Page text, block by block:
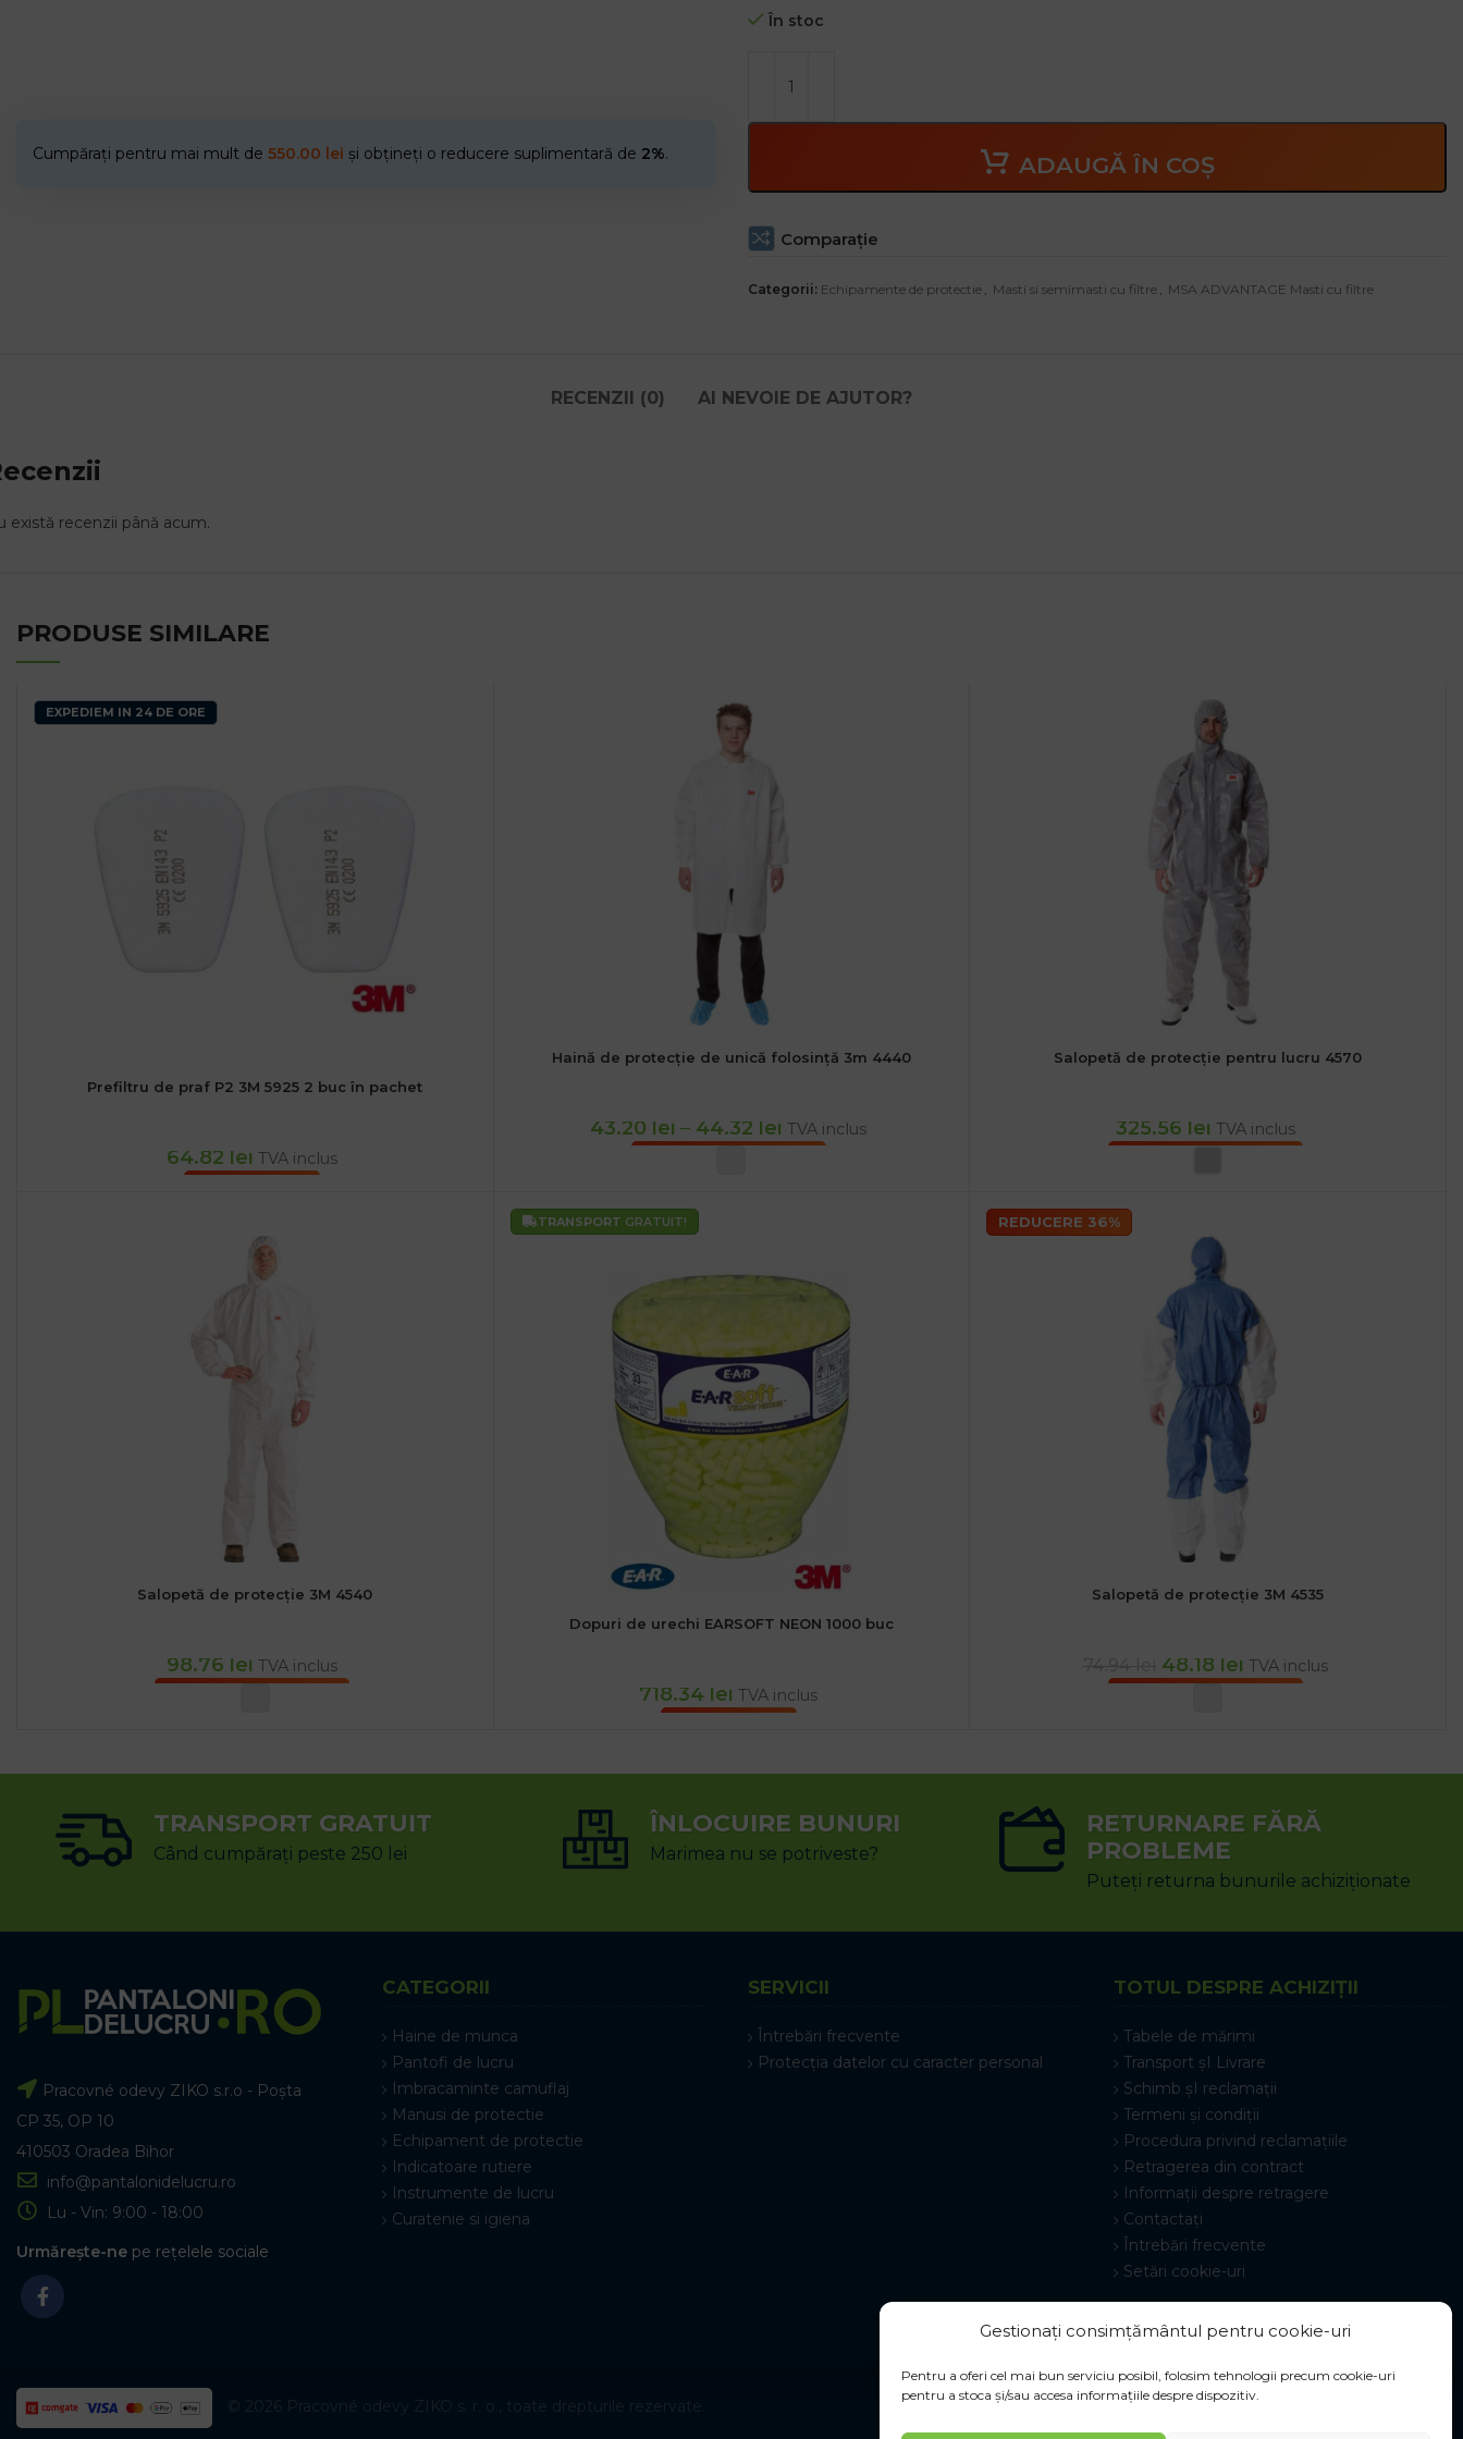
Gestionați consimțământul pentru cookie-uri
Pentru a oferi cel mai bun serviciu posibil, folosim tehnologii precum cookie-uri
pentru a stoca și/sau accesa informațiile despre dispozitiv.
Cumpărați pentru mai mult de 550.00 lei și obțineți o reducere suplimentară de 2%.
În stoc
ADAUGĂ ÎN COȘ
Comparaţie
Categorii: Echipamente de protectie , Masti si semimasti cu filtre , MSA ADVANTAGE Masti cu filtre
RECENZII (0) AI NEVOIE DE AJUTOR?
există recenzii până acum.
PRODUSE SIMILARE
EXPEDIEM IN 24 DE ORE
Prefiltru de praf P2 3M 5925 2 buc în pachet
64.82 lei TVA inclus
Haină de protecție de unică folosință 3m 4440
43.20 lei – 44.32 lei TVA inclus
Salopetă de protecție pentru lucru 4570
325.56 lei TVA inclus
Salopetă de protecție 3M 4540
98.76 lei TVA inclus
TRANSPORT GRATUIT!
Dopuri de urechi EARSOFT NEON 1000 buc
718.34 lei TVA inclus
REDUCERE 36%
Salopetă de protecție 3M 4535
48.18 lei TVA inclus
TRANSPORT GRATUIT
Când cumpărați peste 250 lei
ÎNLOCUIRE BUNURI
Marimea nu se potriveste?
RETURNARE FĂRĂ
PROBLEME
Puteți returna bunurile achiziționate
Pracovné odevy ZIKO s.r.o - Poșta
CP 35, OP 10
410503 Oradea Bihor
info@pantalonidelucru.ro
Lu - Vin: 9:00 - 18:00
Urmărește-ne pe rețelele sociale
CATEGORII
Haine de munca
Pantofi de lucru
Imbracaminte camuflaj
Manusi de protectie
Echipament de protectie
Indicatoare rutiere
Instrumente de lucru
Curatenie si igiena
SERVICII
Întrebări frecvente
Protecția datelor cu caracter personal
TOTUL DESPRE ACHIZIȚII
Tabele de mărimi
Transport șI Livrare
Schimb șI reclamații
Termeni și condiții
Procedura privind reclamațiile
Retragerea din contract
Informații despre retragere
Contactați
Întrebări frecvente
Setări cookie-uri